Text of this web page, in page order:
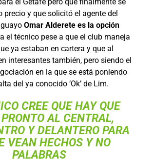
precio y que solicitó el agente del
Omar Alderete es la opción
el técnico pese a que el club maneja
ya estaban en cartera y que al
interesantes también, pero siendo el
en la que se está poniendo
del ya conocido ‘Ok’ de Lim.
CREE QUE HAY QUE
AL CENTRAL,
Y DELANTERO PARA
VEAN HECHOS Y NO
PALABRAS